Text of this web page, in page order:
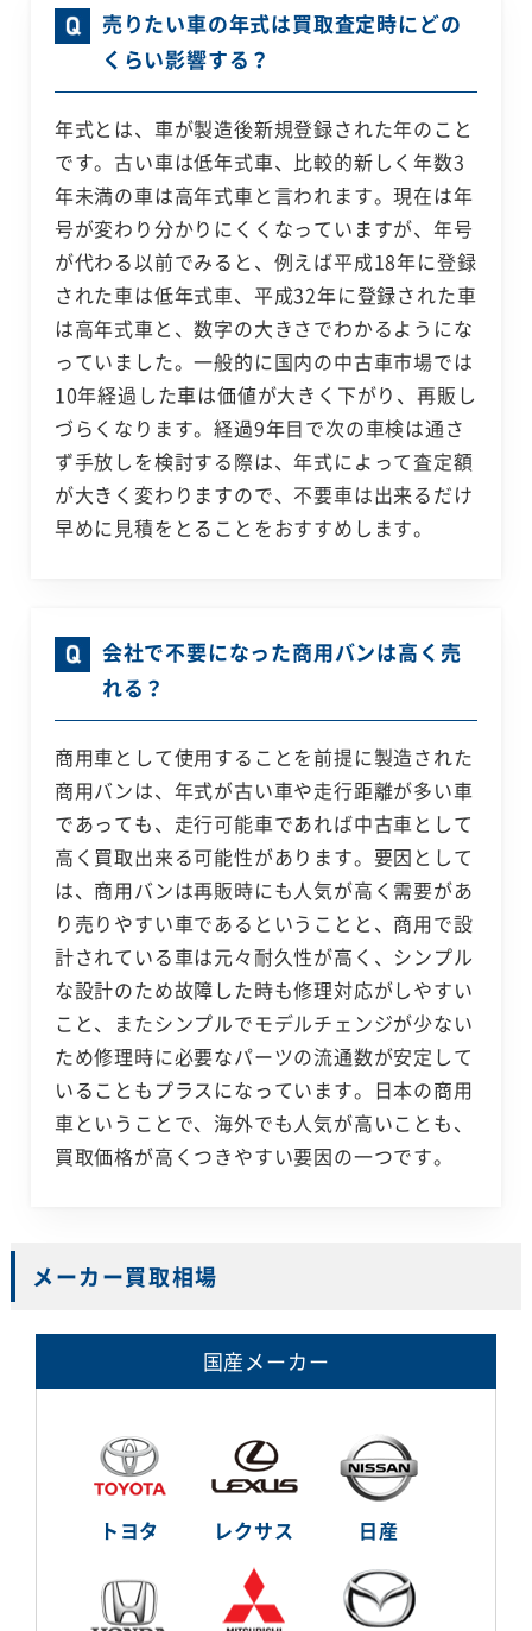
売りたい車の年式は買取査定時にどの
くらい影響する？
年式とは、車が製造後新規登録された年のこと
です。古い車は低年式車、比較的新しく年数3
年未満の車は高年式車と言われます。現在は年
号が変わり分かりにくくなっていますが、年号
が代わる以前でみると、例えば平成18年に登録
された車は低年式車、平成32年に登録された車
は高年式車と、数字の大きさでわかるようにな
っていました。一般的に国内の中古車市場では
10年経過した車は価値が大きく下がり、再販し
づらくなります。経過9年目で次の車検は通さ
ず手放しを検討する際は、年式によって査定額
が大きく変わりますので、不要車は出来るだけ
早めに見積をとることをおすすめします。
会社で不要になった商用バンは高く売
れる？
商用車として使用することを前提に製造された
商用バンは、年式が古い車や走行距離が多い車
であっても、走行可能車であれば中古車として
高く買取出来る可能性があります。要因として
は、商用バンは再販時にも人気が高く需要があ
り売りやすい車であるということと、商用で設
計されている車は元々耐久性が高く、シンプル
な設計のため故障した時も修理対応がしやすい
こと、またシンプルでモデルチェンジが少ない
ため修理時に必要なパーツの流通数が安定して
いることもプラスになっています。日本の商用
車ということで、海外でも人気が高いことも、
買取価格が高くつきやすい要因の一つです。
メーカー買取相場
国産メーカー
トヨタ レクサス 日産